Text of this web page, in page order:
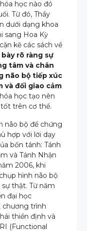
học nào đó
Từ đó, Thầy
dưới dạng khoa
sang Hoa Kỳ
kẽ các sách về
rõ ràng sự
tâm và chân
não bộ tiếp xúc
và đối giao cảm
học tạo nên
trên cơ thể.
não bộ để chứng
hợp với lời dạy
bốn tánh: Tánh
và Tánh Nhận
2006, khi
hình não bộ
thật. Từ năm
đại học
chương trình
thiền định và
(Functional